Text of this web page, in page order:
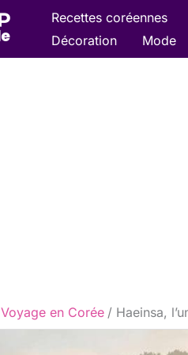
Recettes coréennes
Décoration
Mode
Voyage en Corée Haeinsa,